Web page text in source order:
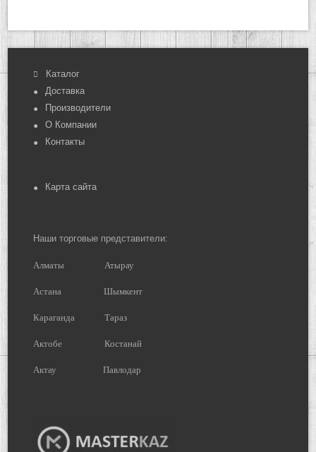
Каталог
Доставка
Производители
О Компании
Контакты
Карта сайта
Наши торговые представители:
Алматы Атырау
Астана Шымкент
Караганда Тараз
Актобе Костанай
Актау Павлодар